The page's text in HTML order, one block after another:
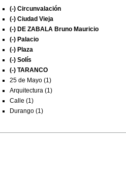
(-) Circunvalación
(-) Ciudad Vieja
(-) DE ZABALA Bruno Mauricio
(-) Palacio
(-) Plaza
(-) Solís
(-) TARANCO
25 de Mayo (1)
Arquitectura (1)
Calle (1)
Durango (1)